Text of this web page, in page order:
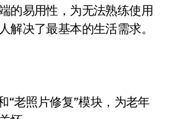
的易用性，为无法熟练使用
解决了最基本的生活需求。
老照片修复”模块，为老年